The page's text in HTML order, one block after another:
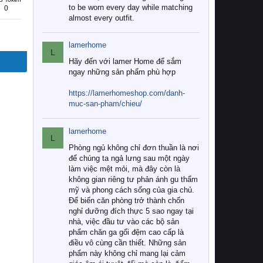
0
to be worn every day while matching
almost every outfit.
L
lamerhome
Hãy đến với lamer Home để sắm
ngay những sản phẩm phù hợp
https://lamerhomeshop.com/danh-
muc-san-pham/chieu/
L
lamerhome
Phòng ngủ không chỉ đơn thuần là nơi
để chúng ta ngả lưng sau một ngày
làm việc mệt mỏi, mà đây còn là
không gian riêng tư phản ánh gu thẩm
mỹ và phong cách sống của gia chủ.
Để biến căn phòng trở thành chốn
nghỉ dưỡng đích thực 5 sao ngay tại
nhà, việc đầu tư vào các bộ sản
phẩm chăn ga gối đệm cao cấp là
điều vô cùng cần thiết. Những sản
phẩm này không chỉ mang lại cảm